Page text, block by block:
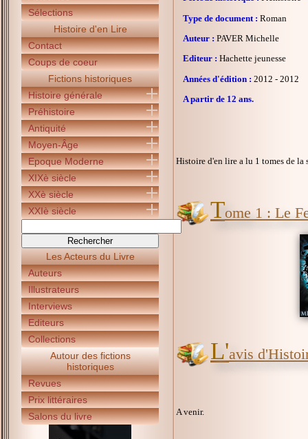
Sélections
Histoire d'en Lire
Contact
Coups de coeur
Fictions historiques
Histoire générale
Préhistoire
Antiquité
Moyen-Âge
Epoque Moderne
XIXè siècle
XXè siècle
XXIè siècle
Les Acteurs du Livre
Auteurs
Illustrateurs
Interviews
Editeurs
Collections
Autour des fictions
historiques
Revues
Prix littéraires
Salons du livre
Type de document : Roman
Auteur : PAVER Michelle
Editeur : Hachette jeunesse
Années d'édition : 2012 - 2012
A partir de 12 ans.
Histoire d'en lire a lu 1 tomes de la
Tome 1 : Le
L'avis
A venir.